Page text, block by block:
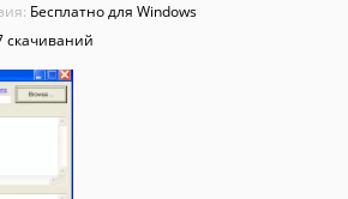
Бесплатно для Windows
скачиваний